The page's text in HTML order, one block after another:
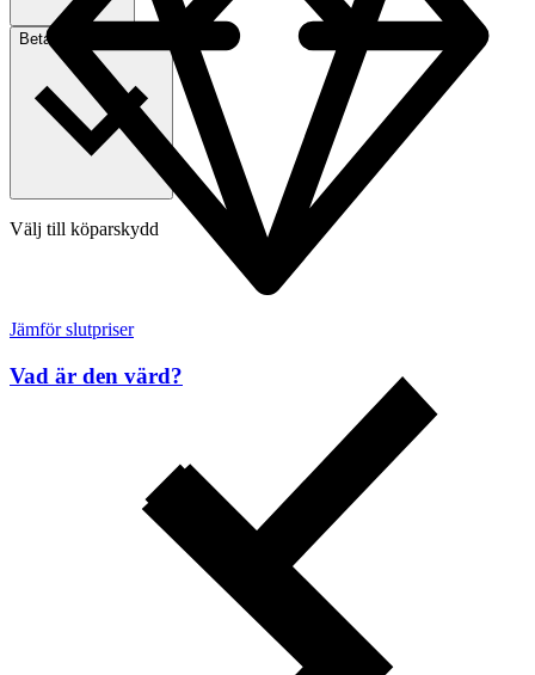
Betalning
Välj till köparskydd
Jämför slutpriser
Vad är den värd?